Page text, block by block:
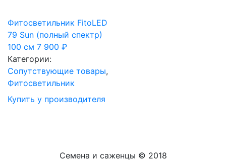
Фитосветильник FitoLED
79 Sun (полный спектр)
100 см 7 900 ₽
Категории:
Сопутствующие товары,
Фитосветильник
Купить у производителя
Семена и саженцы © 2018